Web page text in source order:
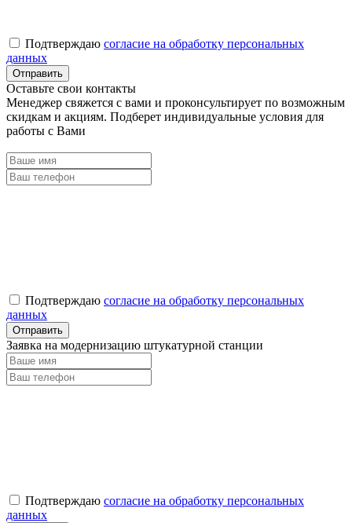
Подтверждаю согласие на обработку персональных
данных
Оставьте свои контакты
Менеджер свяжется с вами и проконсультирует по возможным
скидкам и акциям. Подберет индивидуальные условия для
работы с Вами
Подтверждаю согласие на обработку персональных
данных
Заявка на модернизацию штукатурной станции
Подтверждаю согласие на обработку персональных
данных